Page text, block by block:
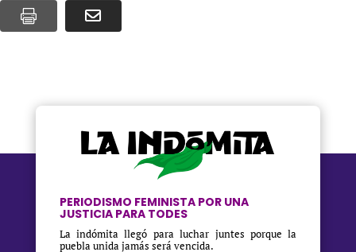
PERIODISMO FEMINISTA POR UNA
JUSTICIA PARA TODES
La indómita llegó para luchar juntes porque la
puebla unida jamás será vencida.